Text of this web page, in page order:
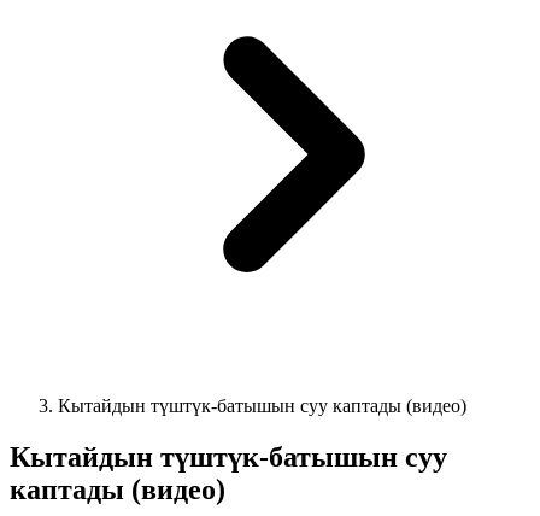
Кытайдын түштүк-батышын суу каптады (видео)
Кытайдын түштүк-батышын суу
каптады (видео)